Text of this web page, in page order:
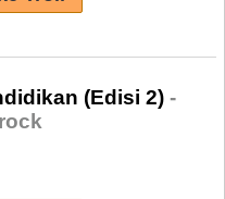
(Edisi 2) -